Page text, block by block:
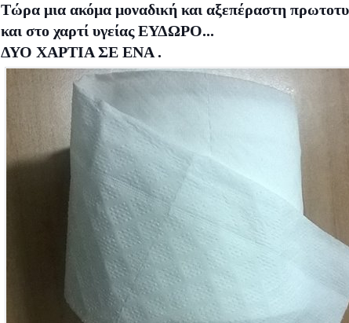
Τώρα μια ακόμα μοναδική και αξεπέραστη
και στο χαρτί υγείας ΕΥΔΩΡΟ...
ΔΥΟ ΧΑΡΤΙΑ ΣΕ ΕΝΑ .